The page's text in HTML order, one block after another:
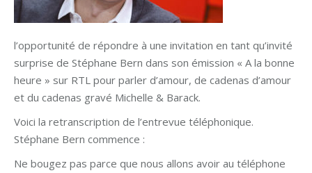
l’opportunité de répondre à une invitation en tant qu’invité
surprise de Stéphane Bern dans son émission « A la bonne
heure » sur RTL pour parler d’amour, de cadenas d’amour
et du cadenas gravé Michelle & Barack.
Voici la retranscription de l’entrevue téléphonique.
Stéphane Bern commence :
Ne bougez pas parce que nous allons avoir au téléphone